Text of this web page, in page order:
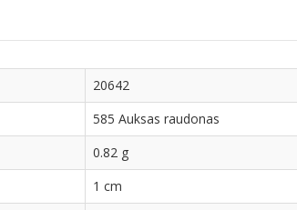
20642
585 Auksas raudonas
0.82 g
1 cm